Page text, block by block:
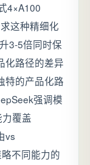
4×A100
这种精细化
3-5倍同时保
化路径的差异
特的产品化路
强调模
覆盖
vs
不同能力的